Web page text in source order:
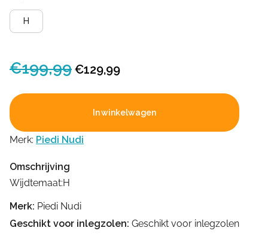
H
€199,99 Oorspronkelijke
€199,99.
€129,99Huidige
€129,99.
In winkelwagen
Merk: Piedi Nudi
Omschrijving
Wijdtemaat:H
Merk: Piedi Nudi
Geschikt voor inlegzolen: Geschikt voor inlegzolen